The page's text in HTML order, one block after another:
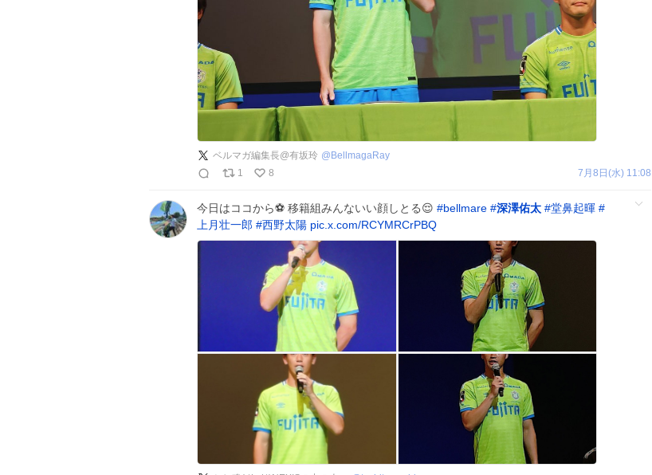
ベルマガ編集長@有坂玲 @ BellmagaRay
1
8 7月8日(水) 11:08
今日はココから⚽ 移籍組みんないい顔しとる😌 #bellmare #深澤佑太 #堂鼻起暉 #
上月壮一郎 #西野太陽 pic.x.com/RCYMRCrPBQ